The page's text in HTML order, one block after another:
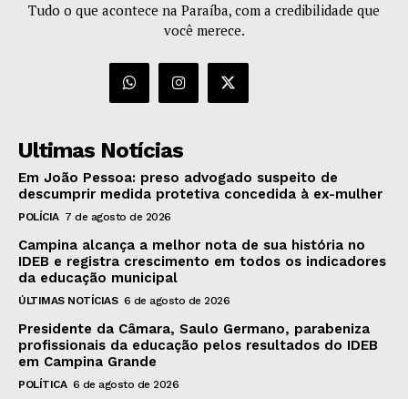
Tudo o que acontece na Paraíba, com a credibilidade que
você merece.
Ultimas Notícias
Em João Pessoa: preso advogado suspeito de
descumprir medida protetiva concedida à ex-mulher
POLÍCIA 7 de agosto de 2026
Campina alcança a melhor nota de sua história no
IDEB e registra crescimento em todos os indicadores
da educação municipal
ÚLTIMAS NOTÍCIAS 6 de agosto de 2026
Presidente da Câmara, Saulo Germano, parabeniza
profissionais da educação pelos resultados do IDEB
em Campina Grande
POLÍTICA 6 de agosto de 2026